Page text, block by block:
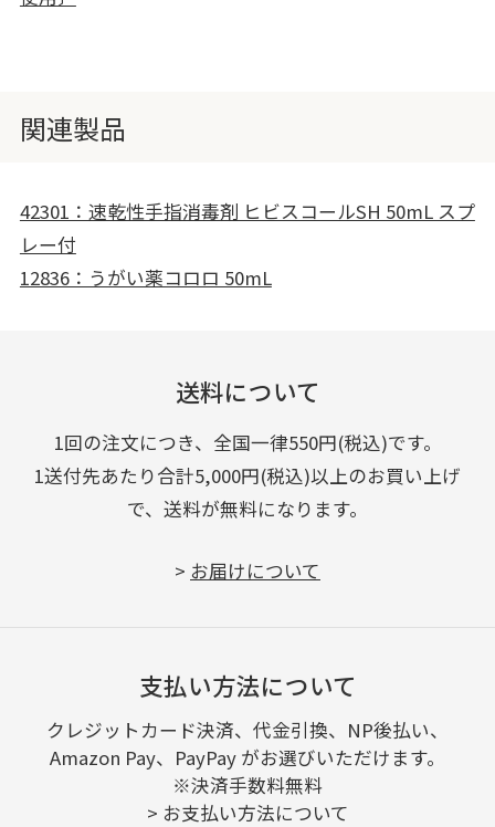
関連製品
42301：速乾性手指消毒剤 ヒビスコールSH 50mL スプ
レー付
12836：うがい薬コロロ 50mL
送料について
1回の注文につき、全国一律550円(税込)です。
1送付先あたり合計5,000円(税込)以上のお買い上げ
で、送料が無料になります。
> お届けについて
支払い方法について
クレジットカード決済、代金引換、NP後払い、
Amazon Pay、PayPay がお選びいただけます。
※決済手数料無料
> お支払い方法について